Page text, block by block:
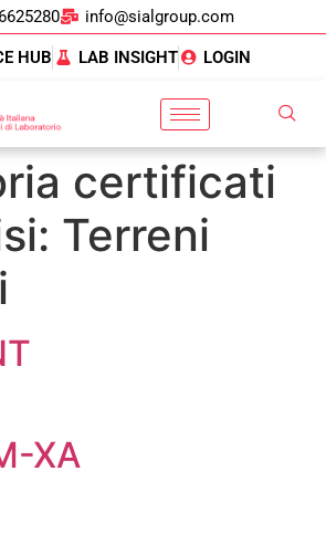
info@sialgroup.com
HUB LAB INSIGHT LOGIN
certificati
Terreni
XA